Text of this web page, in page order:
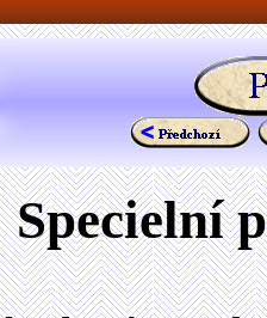
Specielní